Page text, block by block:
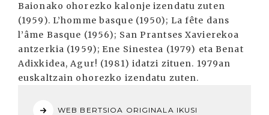
Baionako ohorezko kalonje izendatu zuten
(1959). L’homme basque (1950); La fête dans
l’âme Basque (1956); San Prantses Xavierekoa
antzerkia (1959); Ene Sinestea (1979) eta Benat
Adixkidea, Agur! (1981) idatzi zituen. 1979an
euskaltzain ohorezko izendatu zuten.
WEB BERTSIOA ORIGINALA IKUSI